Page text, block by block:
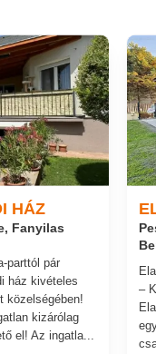
HÁZ
Fanyilas
parttól pár
ház kivételes
közelségében!
kizárólag
el! Az ingatla...
–